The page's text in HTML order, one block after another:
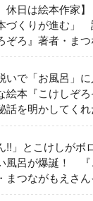
休日は絵本作家
づくりが進む」
ぞろ』著者・ま
事スタイルとは？
いで「お風呂」に
本『こけしぞ
話を明かしてくれ
!!」とこけしがボ
風呂が爆誕！ 『
まつながもえさ